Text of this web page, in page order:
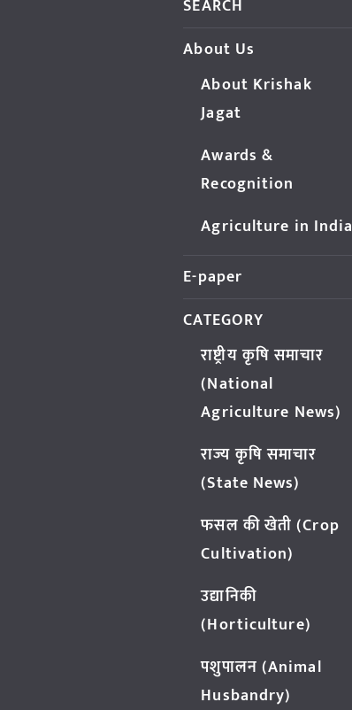
SEARCH
About Us
About Krishak
Jagat
Awards &
Recognition
Agriculture in India
E-paper
CATEGORY
राष्ट्रीय कृषि समाचार
(National
Agriculture News)
राज्य कृषि समाचार
(State News)
फसल की खेती (Crop
Cultivation)
उद्यानिकी
(Horticulture)
पशुपालन (Animal
Husbandry)